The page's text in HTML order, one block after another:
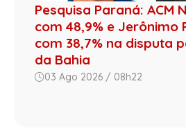
Pesquisa Paraná: ACM
com 48,9% e Jerônimo
com 38,7% na disputa
da Bahia
03 Ago 2026 / 08h22